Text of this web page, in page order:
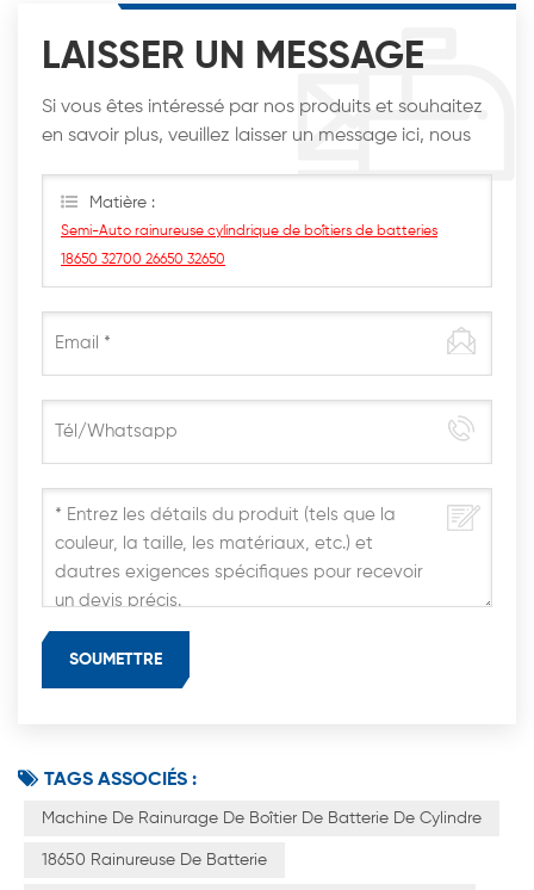
LAISSER UN MESSAGE
Si vous êtes intéressé par nos produits et souhaitez
en savoir plus, veuillez laisser un message ici, nous
Matière :
Semi-Auto rainureuse cylindrique de boîtiers de batteries
18650 32700 26650 32650
TAGS ASSOCIÉS :
Machine De Rainurage De Boîtier De Batterie De Cylindre
18650 Rainureuse De Batterie